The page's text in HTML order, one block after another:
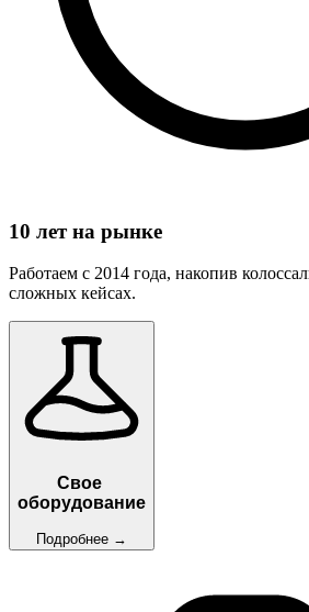
10 лет на рынке
Работаем с 2014 года, накопив
сложных кейсах.
Свое
оборудование
Подробнее →